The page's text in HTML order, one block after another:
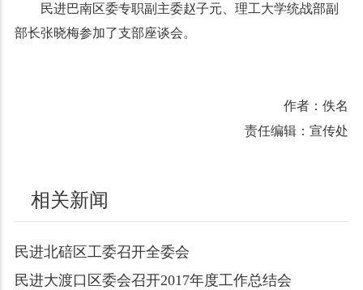
民进巴南区委专职副主委赵子元、理工大学统战部副
部长张晓梅参加了支部座谈会。
作者：佚名
责任编辑：宣传处
相关新闻
民进北碚区工委召开全委会
民进大渡口区委会召开2017年度工作总结会